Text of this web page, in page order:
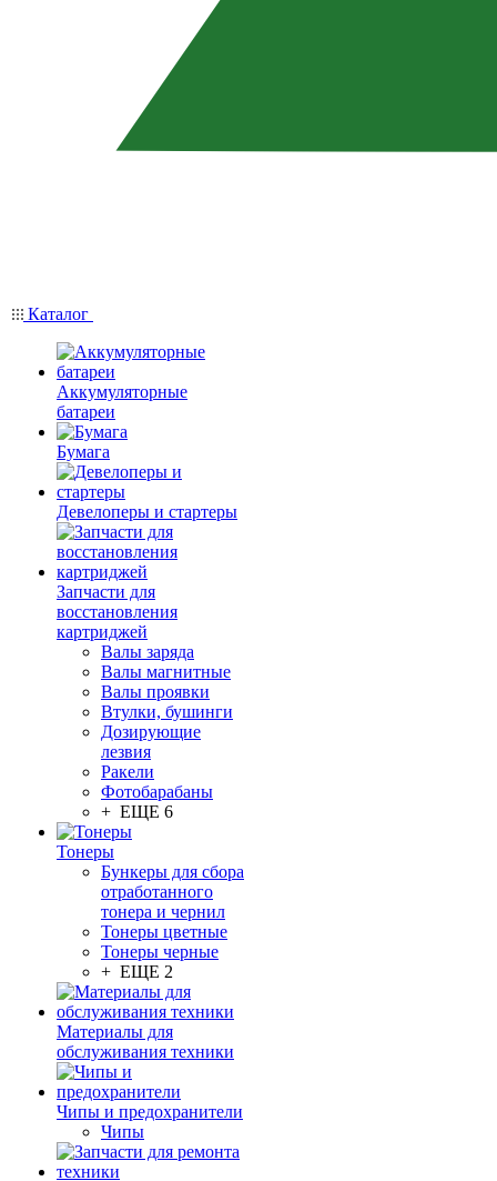
Каталог
Аккумуляторные
батареи
Бумага
Девелоперы и стартеры
Запчасти для
восстановления
картриджей
Валы заряда
Валы магнитные
Валы проявки
Втулки, бушинги
Дозирующие
лезвия
Ракели
Фотобарабаны
+ ЕЩЕ 6
Тонеры
Бункеры для сбора
отработанного
тонера и чернил
Тонеры цветные
Тонеры черные
+ ЕЩЕ 2
Материалы для
обслуживания техники
Чипы и предохранители
Чипы